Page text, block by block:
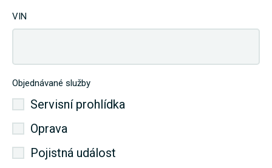
VIN
Objednávané služby
Servisní prohlídka
Oprava
Pojistná událost